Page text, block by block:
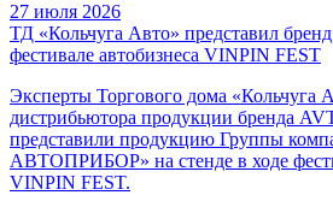
27 июля 2026
ТД «Кольчуга Авто» представил
фестивале автобизнеса VINPIN FEST
Эксперты Торгового дома «Кольчуга
дистрибьютора продукции бренда
представили продукцию Группы
АВТОПРИБОР» на стенде в ходе
VINPIN FEST.